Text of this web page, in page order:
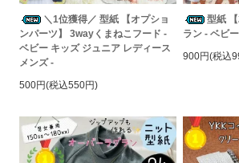
＼1位獲得／ 型紙 【オプショ
ンパーツ】 3wayくまねこフード -
ベビー キッズ ジュニア レディース
メンズ -
500円(税込550円)
型紙
ラン - ベビ
900円(税込